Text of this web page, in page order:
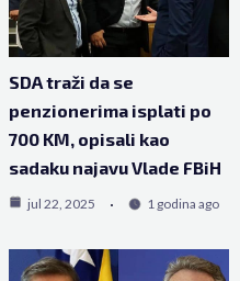
SDA traži da se
penzionerima isplati po
700 KM, opisali kao
sadaku najavu Vlade FBiH
jul 22, 2025 1 godina ago